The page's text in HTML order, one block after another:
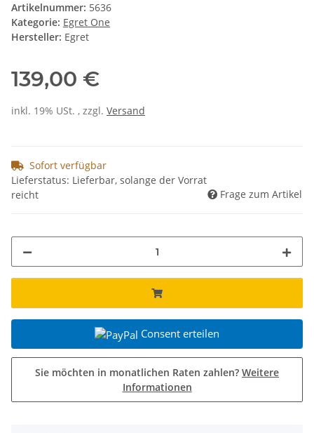
Artikelnummer: 5636
Kategorie: Egret One
Hersteller: Egret
139,00 €
inkl. 19% USt. , zzgl. Versand
Sofort verfügbar
Lieferstatus: Lieferbar, solange der Vorrat
reicht
Frage zum Artikel
Consent erteilen
Sie möchten in monatlichen Raten zahlen? Weitere
Informationen